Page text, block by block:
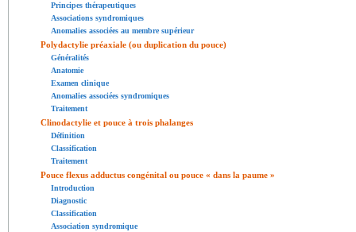
Principes thérapeutiques
Associations syndromiques
Anomalies associées au membre supérieur
Polydactylie préaxiale (ou duplication du pouce)
Généralités
Anatomie
Examen clinique
Anomalies associées syndromiques
Traitement
Clinodactylie et pouce à trois phalanges
Définition
Classification
Traitement
Pouce flexus adductus congénital ou pouce « dans la paume »
Introduction
Diagnostic
Classification
Association syndromique